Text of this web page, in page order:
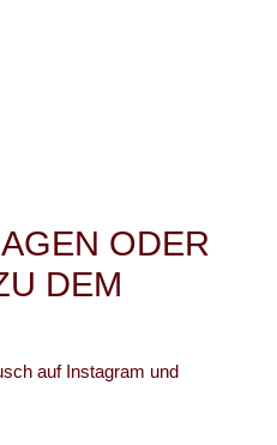
ODER
DEM
auf Instagram und